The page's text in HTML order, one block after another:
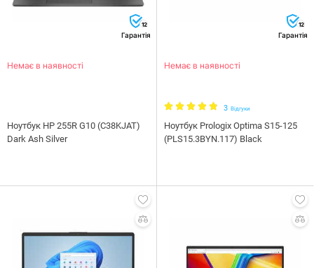
12
Гарантія
Немає в наявності
Ноутбук HP 255R G10 (C38KJAT)
Dark Ash Silver
12
Гарантія
Немає в наявності
3 Відгуки
Ноутбук Prologix Optima S15-125
(PLS15.3BYN.117) Black